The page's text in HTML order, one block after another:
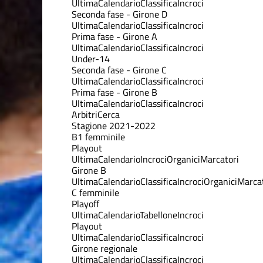
Seconda fase - Girone D
UltimaCalendarioClassificaIncroci
Prima fase - Girone A
UltimaCalendarioClassificaIncroci
Under-14
Seconda fase - Girone C
UltimaCalendarioClassificaIncroci
Prima fase - Girone B
UltimaCalendarioClassificaIncroci
ArbitriCerca
Stagione 2021-2022
B1 femminile
Playout
UltimaCalendarioIncrociOrganiciMarcatori
Girone B
UltimaCalendarioClassificaIncrociOrganici
C femminile
Playoff
UltimaCalendarioTabelloneIncroci
Playout
UltimaCalendarioClassificaIncroci
Girone regionale
UltimaCalendarioClassificaIncroci